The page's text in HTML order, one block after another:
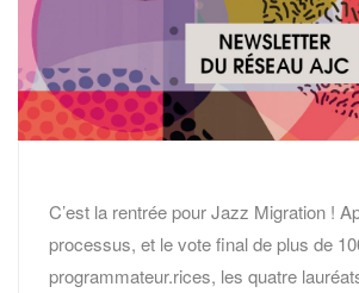
C’est la rentrée pour Jazz Migration !
processus, et le vote final de plus de
programmateur.rices, les quatre